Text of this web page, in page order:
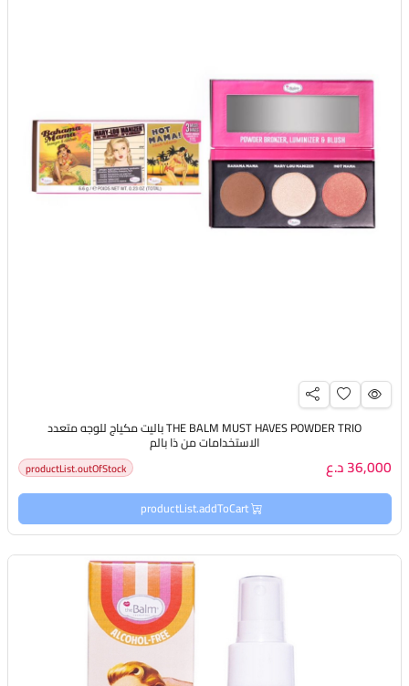
THE BALM MUST HAVES POWDER TRIO باليت مكياج للوجه متعدد
الاستخدامات من ذا بالم
36,000 د.ع productList.outOfStock
productList.addToCart